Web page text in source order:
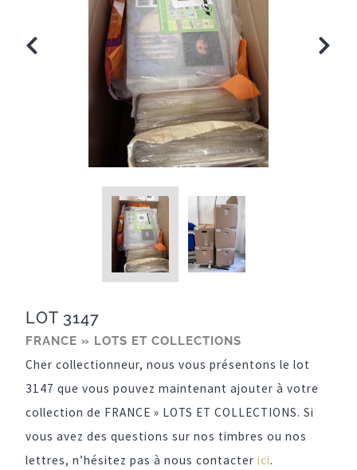
LOT 3147
FRANCE » LOTS ET COLLECTIONS
Cher collectionneur, nous vous présentons le lot
3147 que vous pouvez maintenant ajouter à votre
collection de FRANCE » LOTS ET COLLECTIONS. Si
vous avez des questions sur nos timbres ou nos
lettres, n’hésitez pas à nous contacter ici.